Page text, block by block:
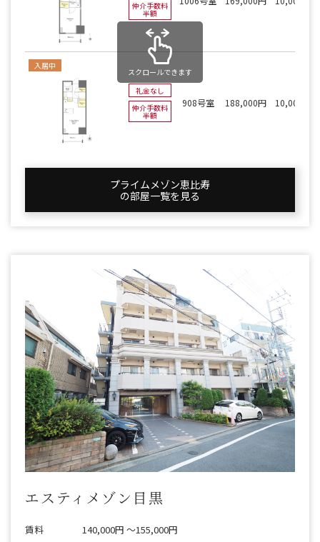
仲介手数料
半額
入居中
礼金なし
仲介手数料
半額
908号室 188,000円 10,000円
スクロールできます
プライムメゾン恵比寿
の部屋一覧を⾒る
エスティメゾン目黒
賃料 140,000円 〜155,000円